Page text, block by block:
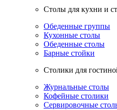
Столы для кухни и
Обеденные группы
Кухонные столы
Обеденные столы
Барные стойки
Столики для
Журнальные столы
Кофейные столики
Сервировочные